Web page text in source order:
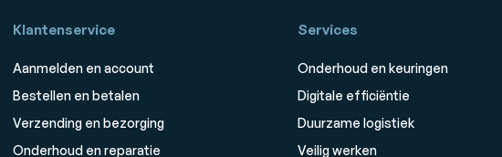
Klantenservice
Aanmelden en account
Bestellen en betalen
Verzending en bezorging
Onderhoud en reparatie
Services
Onderhoud en keuringen
Digitale efficiëntie
Duurzame logistiek
Veilig werken